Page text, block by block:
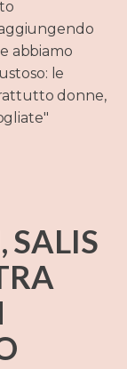
abbiamo
le
donne,
SALIS